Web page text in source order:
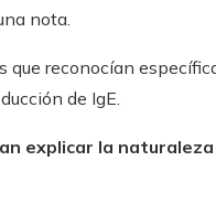
nota.
que reconocían
de IgE.
explicar la naturaleza